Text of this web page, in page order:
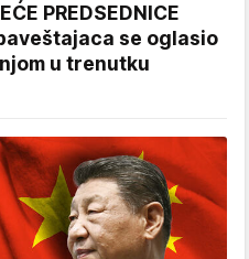
PREDSEDNICE
se oglasio
u trenutku